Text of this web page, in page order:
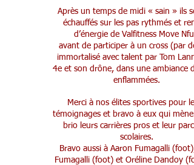
Après un temps de midi « sain » ils
échauffés sur les pas rythmés et
d’énergie de Valfitness Move Nfun
avant de participer à un cross (par
immortalisé avec talent par Tom
4e et son drône, dans une ambiance
enflammées.
Merci à nos élites sportives pour
témoignages et bravo à eux qui
brio leurs carrières pros et leur
scolaires.
Bravo aussi à Aaron Fumagalli (foot),
Fumagalli (foot) et Oréline Dandoy